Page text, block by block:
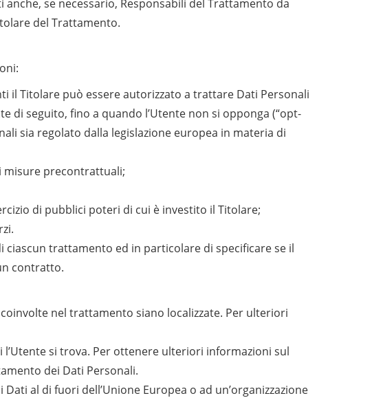
se necessario, Responsabili del Trattamento da
del Trattamento.
il Titolare può essere autorizzato a trattare Dati Personali
di seguito, fino a quando l’Utente non si opponga (“opt-
sia regolato dalla legislazione europea in materia di
misure precontrattuali;
di pubblici poteri di cui è investito il Titolare;
ciascun trattamento ed in particolare di specificare se il
contratto.
nel trattamento siano localizzate. Per ulteriori
si trova. Per ottenere ulteriori informazioni sul
dei Dati Personali.
al di fuori dell’Unione Europea o ad un’organizzazione